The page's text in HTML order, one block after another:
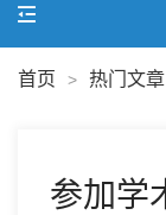
首页 > 热门文章
参加学